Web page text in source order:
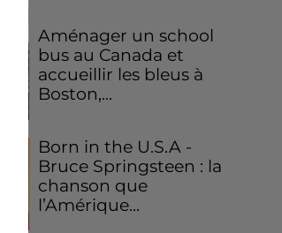
Aménager un school
bus au Canada et
accueillir les bleus à
Boston,...
Born in the U.S.A -
Bruce Springsteen : la
chanson que
l’Amérique...